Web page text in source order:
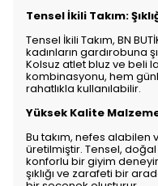
Tensel İkili Takım:
Tensel İkili Takım, BN
kadınların gardırobuna
Kolsuz atlet bluz ve beli
kombinasyonu, hem
rahatlıkla kullanılabilir.
Yüksek Kalite
Bu takım, nefes alabilen
üretilmiştir. Tensel,
konforlu bir giyim
şıklığı ve zarafeti bir